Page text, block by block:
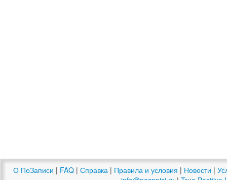
О ПоЗаписи | FAQ | Справка | Правила и условия | Новости |